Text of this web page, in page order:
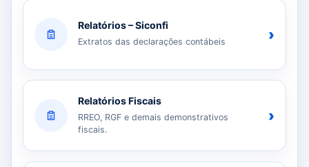
Relatórios – Siconfi
Extratos das declarações contábeis ›
Relatórios Fiscais
RREO, RGF e demais demonstrativos
fiscais.
›